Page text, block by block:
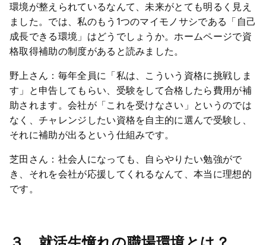
環境が整えられているなんて、未来がとても明るく見え
ました。では、私のもう1つのマイモノサシである「自己
成長できる環境」はどうでしょうか。ホームページで資
格取得補助の制度があると読みました。
野上さん：毎年全員に「私は、こういう資格に挑戦しま
す」と申告してもらい、受験をして合格したら費用が補
助されます。会社が「これを受けなさい」というのでは
なく、チャレンジしたい資格を自主的に選んで受験し、
それに補助が出るという仕組みです。
芝田さん：社会人になっても、自らやりたい勉強がで
き、それを会社が応援してくれるなんて、本当に理想的
です。